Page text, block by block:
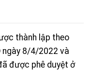
thành lập theo
ngày 8/4/2022 và
được phê duyệt ở